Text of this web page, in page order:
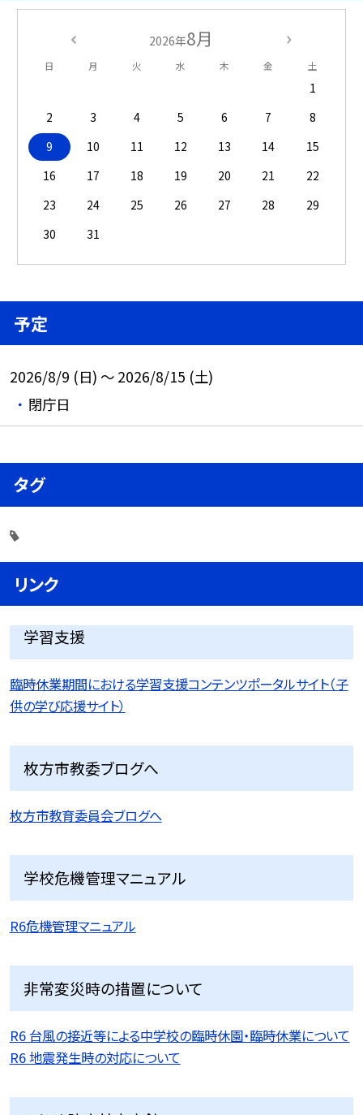
2026年8月
日 月 火 水 木 金 土
1
2
3 4 5 6 7
8
9
10 11 12 13 14
15
16
17 18 19 20 21
22
23
24 25 26 27 28
29
30
31
予定
2026/8/9 (日) ～ 2026/8/15 (土)
閉庁日
タグ
リンク
学習支援
臨時休業期間における学習支援コンテンツポータルサイト（子
供の学び応援サイト）
枚方市教委ブログへ
枚方市教育委員会ブログへ
学校危機管理マニュアル
R6危機管理マニュアル
非常変災時の措置について
R6 台風の接近等による中学校の臨時休園・臨時休業について
R6 地震発生時の対応について